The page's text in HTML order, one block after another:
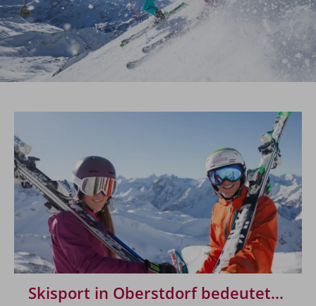
Skisport in Oberstdorf bedeutet...